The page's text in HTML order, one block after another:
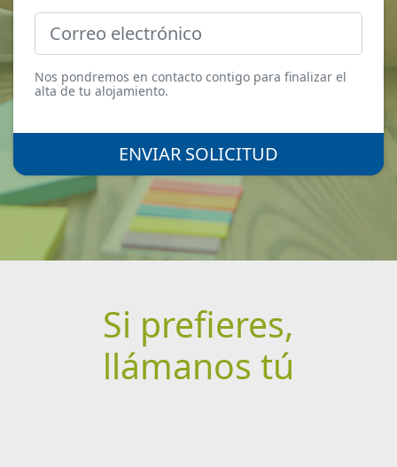
Nos pondremos en contacto contigo para finalizar el
alta de tu alojamiento.
ENVIAR SOLICITUD
Si prefieres,
llámanos tú